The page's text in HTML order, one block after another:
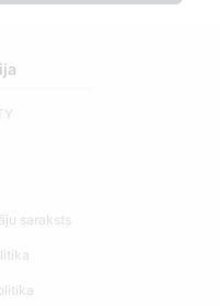
saraksts